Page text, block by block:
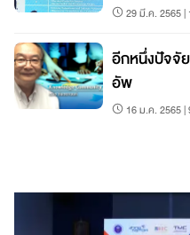
29 มี.ค. 2565 |
อีกหนึ่งปัจจั
อัพ
16 ม.ค. 2565 |